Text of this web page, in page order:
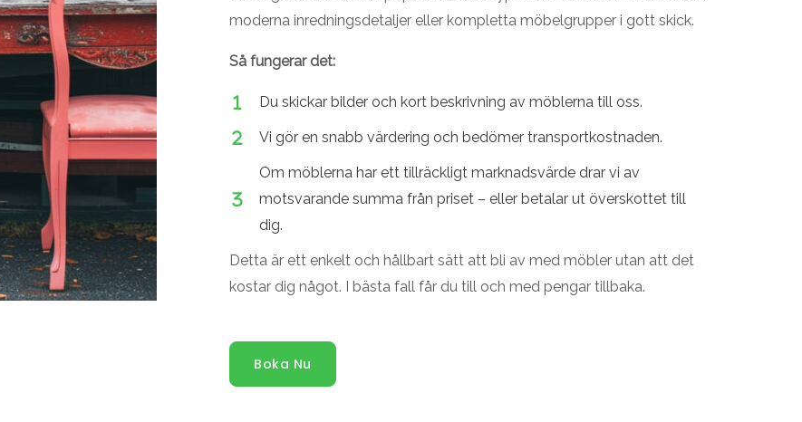
moderna inredningsdetaljer eller kompletta möbelgrupper i gott skick.
Så fungerar det:
Du skickar bilder och kort beskrivning av möblerna till oss.
Vi gör en snabb värdering och bedömer transportkostnaden.
Om möblerna har ett tillräckligt marknadsvärde drar vi av
motsvarande summa från priset – eller betalar ut överskottet till
dig.
Detta är ett enkelt och hållbart sätt att bli av med möbler utan att det
kostar dig något. I bästa fall får du till och med pengar tillbaka.
Boka Nu